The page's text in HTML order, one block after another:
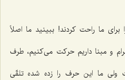
براى ما راحت کردند! ببینید ما اصلاً
و مبنا داریم حرکت مى‌کنیم، طرف
ولی ما این حرف را زده شده تلقّى